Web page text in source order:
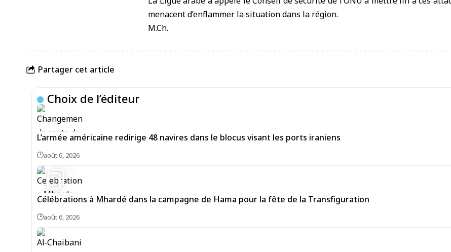
menacent d’enflammer la situation dans la région.
M.Ch.
Partager cet article
Choix de l’éditeur
L’armée américaine redirige 48 navires dans le blocus visant les ports iraniens
août 6, 2026
Célébrations à Mhardé dans la campagne de Hama pour la fête de la Transfiguration
août 6, 2026